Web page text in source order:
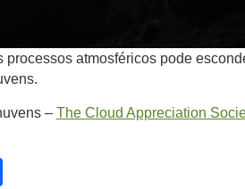
processos atmosféricos pode
– The Cloud Appreciation